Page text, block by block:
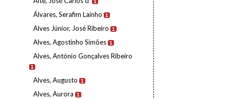
1
Álvares, Serafim Lainho 1
Alves Júnior, José Ribeiro 1
Alves, Agostinho Simões 1
Alves, António Gonçalves Ribeiro
1
Alves, Augusto 1
Alves, Aurora 1